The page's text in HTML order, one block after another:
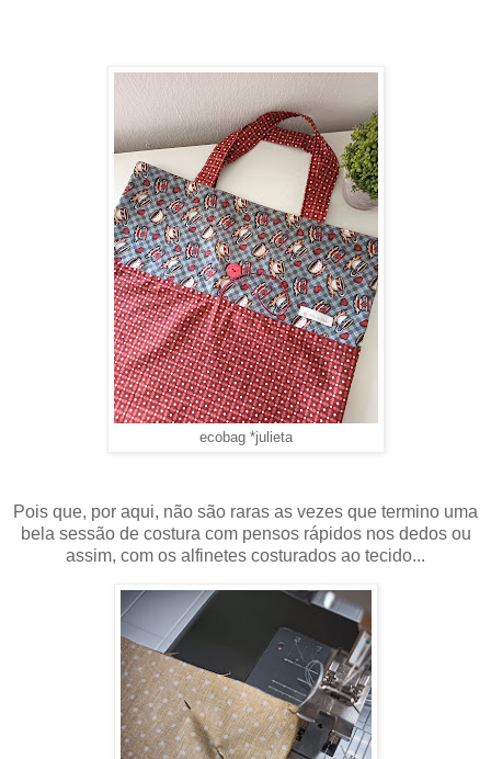
ecobag *julieta
Pois que, por aqui, não são raras as vezes que termino uma
bela sessão de costura com pensos rápidos nos dedos ou
assim, com os alfinetes costurados ao tecido...